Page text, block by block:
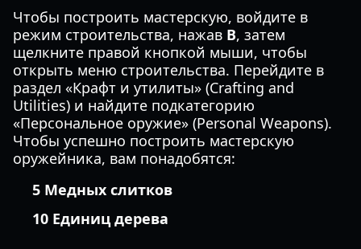
Чтобы построить мастерскую, войдите в
режим строительства, нажав B, затем
щелкните правой кнопкой мыши, чтобы
открыть меню строительства. Перейдите в
раздел «Крафт и утилиты» (Crafting and
Utilities) и найдите подкатегорию
«Персональное оружие» (Personal Weapons).
Чтобы успешно построить мастерскую
оружейника, вам понадобятся:
5 Медных слитков
10 Единиц дерева